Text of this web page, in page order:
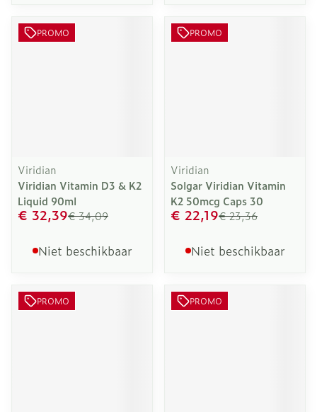
PROMO
Viridian
Viridian Vitamin D3 & K2
Liquid 90ml
€ 34,09
€ 32,39
Niet beschikbaar
PROMO
Viridian
Solgar Viridian Vitamin
K2 50mcg Caps 30
€ 23,36
€ 22,19
Niet beschikbaar
PROMO PROMO